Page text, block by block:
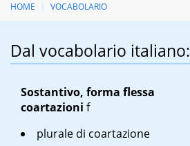
HOME VOCABOLARIO
Dal vocabolario italiano:
Sostantivo, forma flessa
coartazioni f
plurale di coartazione